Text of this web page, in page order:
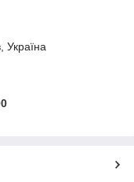
Україна